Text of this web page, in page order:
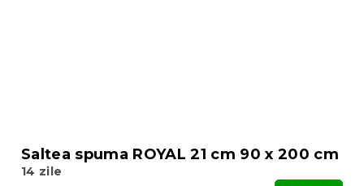
Saltea spuma ROYAL 21 cm 90 x 200 cm
14 zile